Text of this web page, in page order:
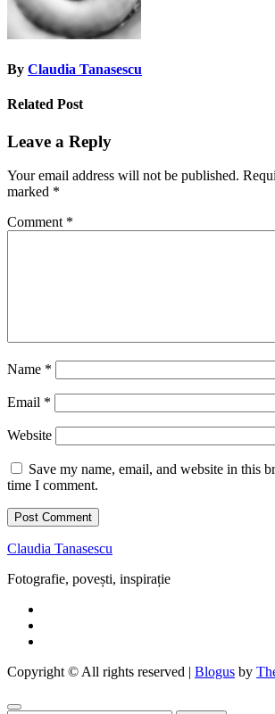
By Claudia Tanasescu
Related Post
Leave a Reply
Your email address will not be published.
marked *
Comment *
Name *
Email *
Website
Save my name, email, and website in this
time I comment.
Claudia Tanasescu
Fotografie, povești, inspirație
Copyright © All rights reserved | Blogus by